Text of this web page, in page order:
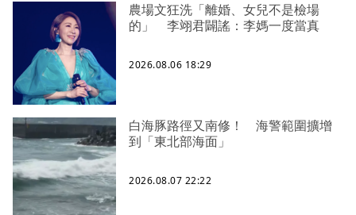
農場文狂洗「離婚、女兒不是檢場
的」 李翊君闢謠：李媽一度當真
2026.08.06 18:29
白海豚路徑又南修！ 海警範圍擴增
到「東北部海面」
2026.08.07 22:22